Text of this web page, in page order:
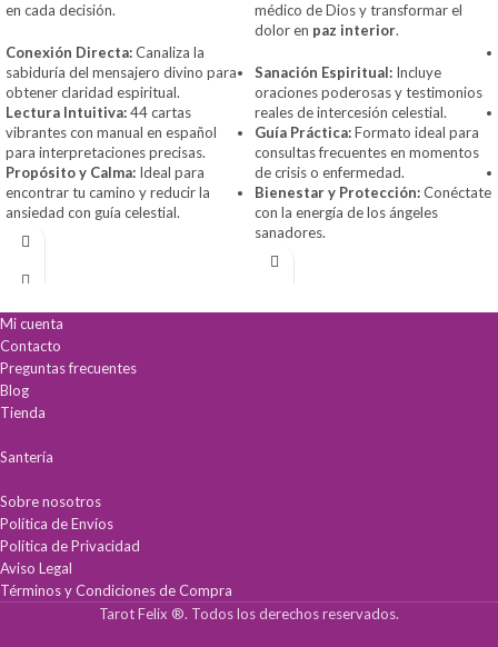
en cada decisión.
Conexión Directa:Canaliza la
sabiduría del mensajero divino para
obtener claridad espiritual.
Lectura Intuitiva:44 cartas
vibrantes con manual en español
para interpretaciones precisas.
Propósito y Calma: Ideal para
encontrar tu camino y reducir la
ansiedad con guía celestial.
médico de Dios y transformar el
dolor en paz interior.
Sanación Espiritual: Incluye
oraciones poderosas y testimonios
reales de intercesión celestial.
Guía Práctica:Formato ideal para
consultas frecuentes en momentos
de crisis o enfermedad.
Bienestar y Protección:Conéctate
con la energía de los ángeles
sanadores.
Mi cuenta
Contacto
Preguntas frecuentes
Blog
Tienda
Santería
Sobre nosotros
Política de Envíos
Política de Privacidad
Aviso Legal
Términos y Condiciones de Compra
Tarot Felix ®. Todos los derechos reservados.